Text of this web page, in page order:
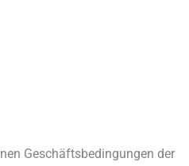
Geschäftsbedingungen der